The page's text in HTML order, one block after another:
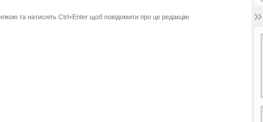
та натисніть Ctrl+Enter щоб повідомити про це редакцію